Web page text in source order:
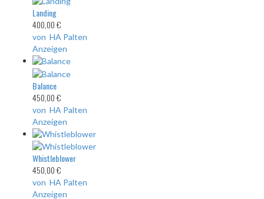
Landing
400,00 €
von HA Palten
Anzeigen
Balance
450,00 €
von HA Palten
Anzeigen
Whistleblower
450,00 €
von HA Palten
Anzeigen